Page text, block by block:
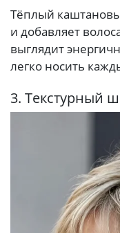
Тёплый
и добавляет
выглядит
легко носить
3. Текстурный